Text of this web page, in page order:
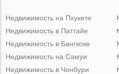
Недвижимость на Пхукете
Недвижимость в Паттайе
Недвижимость в Бангкоке
Недвижимость на Самуи
Недвижимость в Чонбури